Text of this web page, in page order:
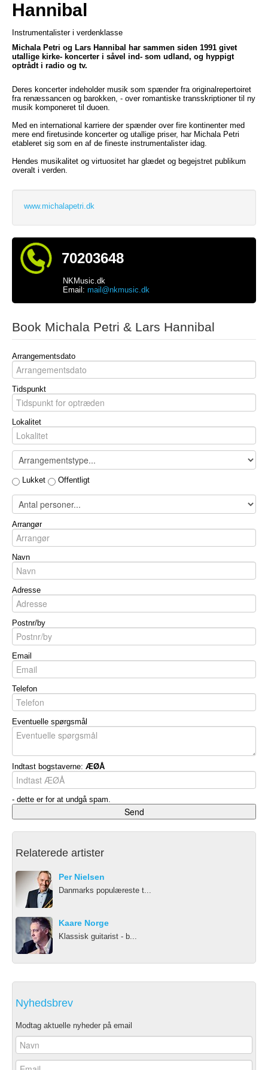
Hannibal
Instrumentalister i verdenklasse
Michala Petri og Lars Hannibal har sammen siden 1991 givet
utallige kirke- koncerter i såvel ind- som udland, og hyppigt
optrådt i radio og tv.
Deres koncerter indeholder musik som spænder fra originalrepertoiret
fra renæssancen og barokken, - over romantiske transskriptioner til ny
musik komponeret til duoen.
Med en international karriere der spænder over fire kontinenter med
mere end firetusinde koncerter og utallige priser, har Michala Petri
etableret sig som en af de fineste instrumentalister idag.
Hendes musikalitet og virtuositet har glædet og begejstret publikum
overalt i verden.
www.michalapetri.dk
70203648
NKMusic.dk
Email: mail@nkmusic.dk
Book Michala Petri & Lars Hannibal
Arrangementsdato
Tidspunkt
Lokalitet
Lukket Offentligt
Arrangør
Navn
Adresse
Postnr/by
Email
Telefon
Eventuelle spørgsmål
Indtast bogstaverne: ÆØÅ
- dette er for at undgå spam.
Relaterede artister
Per Nielsen
Danmarks populæreste t...
Kaare Norge
Klassisk guitarist - b...
Nyhedsbrev
Modtag aktuelle nyheder på email